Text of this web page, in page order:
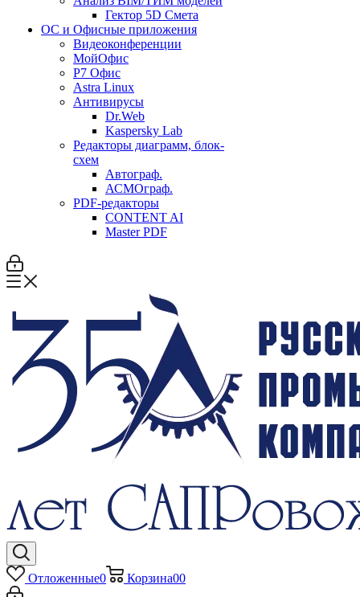
Гектор 5D Смета
ОС и Офисные приложения
Видеоконференции
МойОфис
P7 Офис
Astra Linux
Антивирусы
Dr.Web
Kaspersky Lab
Редакторы диаграмм, блок-
схем
Автограф.
АСМОграф.
PDF-редакторы
CONTENT AI
Master PDF
Отложенные0 Корзина00